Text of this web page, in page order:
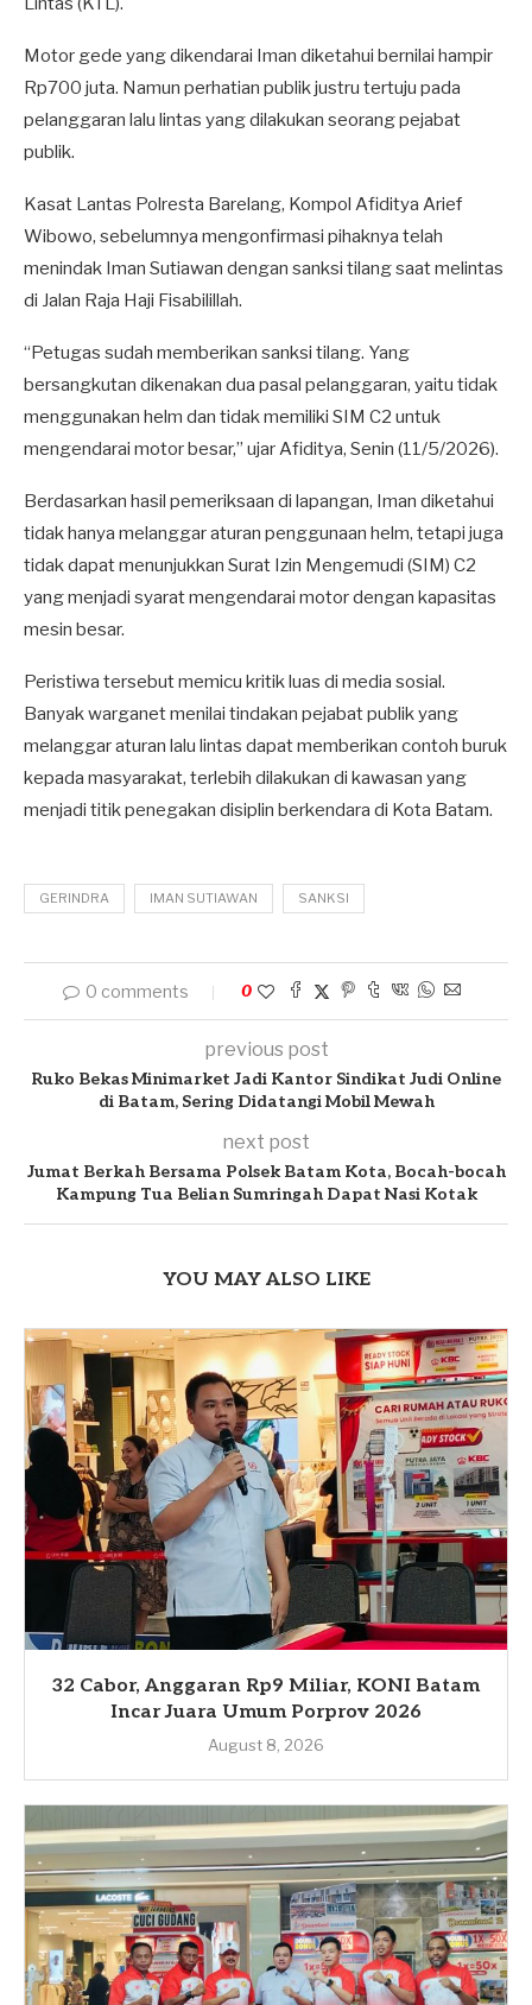
Motor gede yang dikendarai Iman diketahui bernilai hampir
Rp700 juta. Namun perhatian publik justru tertuju pada
pelanggaran lalu lintas yang dilakukan seorang pejabat
publik.
Kasat Lantas Polresta Barelang, Kompol Afiditya Arief
Wibowo, sebelumnya mengonfirmasi pihaknya telah
menindak Iman Sutiawan dengan sanksi tilang saat melintas
di Jalan Raja Haji Fisabilillah.
“Petugas sudah memberikan sanksi tilang. Yang
bersangkutan dikenakan dua pasal pelanggaran, yaitu tidak
menggunakan helm dan tidak memiliki SIM C2 untuk
mengendarai motor besar,” ujar Afiditya, Senin (11/5/2026).
Berdasarkan hasil pemeriksaan di lapangan, Iman diketahui
tidak hanya melanggar aturan penggunaan helm, tetapi juga
tidak dapat menunjukkan Surat Izin Mengemudi (SIM) C2
yang menjadi syarat mengendarai motor dengan kapasitas
mesin besar.
Peristiwa tersebut memicu kritik luas di media sosial.
Banyak warganet menilai tindakan pejabat publik yang
melanggar aturan lalu lintas dapat memberikan contoh buruk
kepada masyarakat, terlebih dilakukan di kawasan yang
menjadi titik penegakan disiplin berkendara di Kota Batam.
GERINDRA IMAN SUTIAWAN SANKSI
0 comments 0
previous post
Ruko Bekas Minimarket Jadi Kantor Sindikat Judi Online
di Batam, Sering Didatangi Mobil Mewah
next post
Jumat Berkah Bersama Polsek Batam Kota, Bocah-bocah
Kampung Tua Belian Sumringah Dapat Nasi Kotak
YOU MAY ALSO LIKE
32 Cabor, Anggaran Rp9 Miliar, KONI Batam
Incar Juara Umum Porprov 2026
August 8, 2026